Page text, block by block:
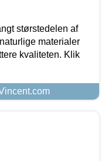
størstedelen af
materialer
kvaliteten. Klik